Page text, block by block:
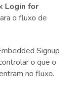
Login for
o fluxo de
Signup
o que o
no fluxo.